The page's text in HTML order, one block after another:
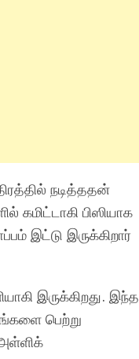
நடித்ததன்
கமிட்டாகி பிஸியாக
இட்டு இருக்கிறார்
இருக்கிறது. இந்த
பெற்று